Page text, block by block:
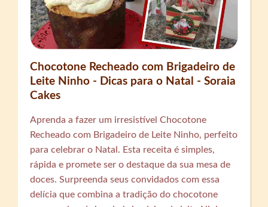
Chocotone Recheado com Brigadeiro de
Leite Ninho - Dicas para o Natal - Soraia
Cakes
Aprenda a fazer um irresistível Chocotone
Recheado com Brigadeiro de Leite Ninho, perfeito
para celebrar o Natal. Esta receita é simples,
rápida e promete ser o destaque da sua mesa de
doces. Surpreenda seus convidados com essa
delícia que combina a tradição do chocotone